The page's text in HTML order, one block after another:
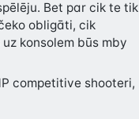
Bet par cik te tik
obligāti, cik
konsolem būs mby
competitive shooteri,